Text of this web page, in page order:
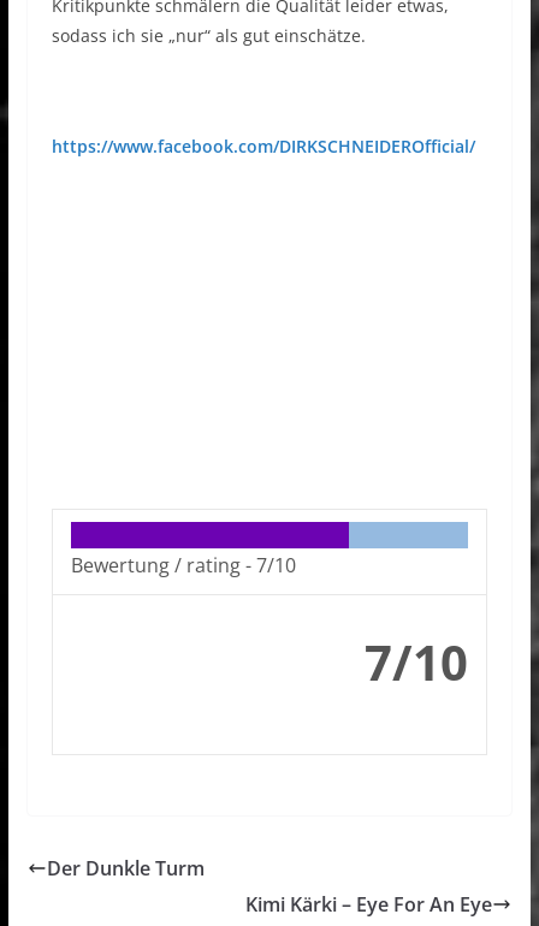
Kritikpunkte schmälern die Qualität leider etwas,
sodass ich sie „nur“ als gut einschätze.
https://www.facebook.com/DIRKSCHNEIDEROfficial/
Bewertung / rating -7/10
7/10
Der Dunkle Turm
Kimi Kärki – Eye For An Eye